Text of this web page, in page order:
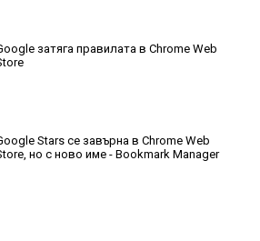
затяга правилата в Chrome Web
Stars се завърна в Chrome Web
но с ново име - Bookmark Manager